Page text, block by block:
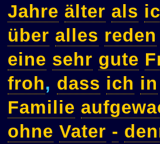
Jahre älter als
über alles reden
eine sehr gute
froh, dass ich in
Familie
ohne Vater -